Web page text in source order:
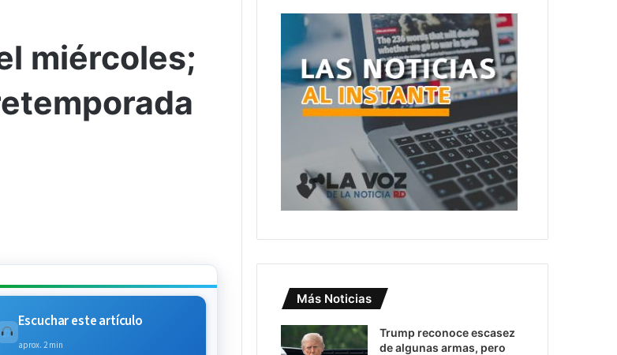
miércoles;
Escuchar este artículo
aprox. 2 min
Más Noticias
Trump reconoce escasez
de algunas armas, pero